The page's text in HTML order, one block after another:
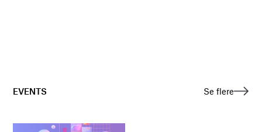
EVENTS Se flere